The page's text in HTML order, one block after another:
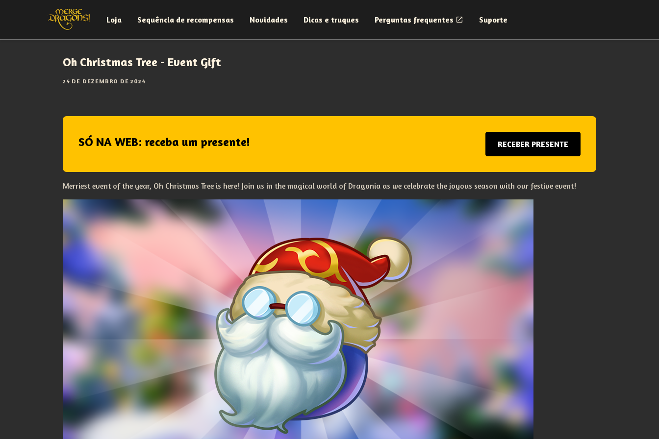
Loja Sequência de recompensas Novidades Dicas e truques Perguntas frequentes Suporte
Oh Christmas Tree - Event Gift
24 DE DEZEMBRO DE 2024
SÓ NA WEB: receba um presente! RECEBER PRESENTE
Merriest event of the year, Oh Christmas Tree is here! Join us in the magical world of Dragonia as we celebrate the joyous season with our festive event!